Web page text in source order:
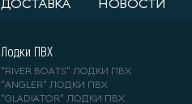
ДОСТАВКА НОВОСТИ
Лодки ПВХ
"RIVER BOATS" ЛОДКИ ПВХ
"ANGLER" ЛОДКИ ПВХ
"GLADIATOR" ЛОДКИ ПВХ